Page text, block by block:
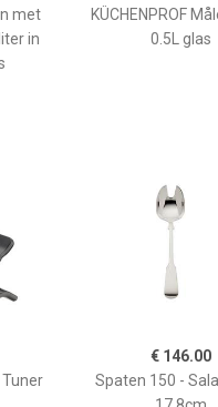
met
in
KÜCHENPROF
0.5L glas
Tuner
€ 146.00
Spaten 150 -